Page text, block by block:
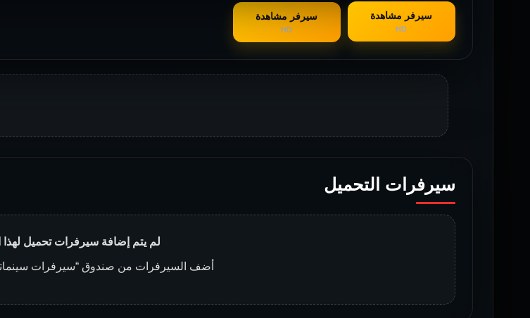
سيرفر مشاهدة
HD
سيرفر مشاهدة
HD
سيرفرات التحميل
لم يتم إضافة سيرفرات تحميل لهذا
أضف السيرفرات من صندوق “سيرفرات